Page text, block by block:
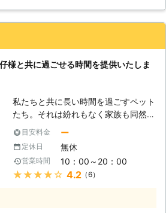
げましょう】 ペットちゃんが亡くな
った際も、葬儀を行う施設が多く置か
ットちゃんとの絆が深い家庭が今も増
えているのです。大切なペットちゃん
ット葬儀を行ってあげてください。
【ペットセレモニー友心へお問合せ下
さい】 ペットセレモニー友心はペッ
ト葬儀を行っておりますので、大切な
ペットちゃんとのお別れを気持ちよく
行う為のお手伝いをさせて頂きます。
24時間・365日承っておりますの
月29日
様と共に過ごせる時間を提供いたしま
私たちと共に長い時間を過ごすペット
たち。それは紛れもなく家族も同然の
存在です。たとえ人間より寿命が短い
とわかりきっていても、いざその時が
やって来ると、やはり誰もが大きな悲
しみに襲われることでしょう。しか
し、悲しんでばかりもいられません。
目安料金 ー
定休日 無休
営業時間 10：00～20：00
★★★★★ 4.2 （6）